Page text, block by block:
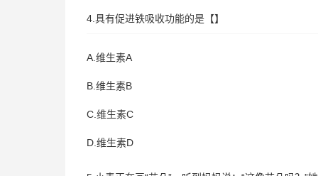
4.具有促进铁吸收功能的是【】
A.维生素A
B.维生素B
C.维生素C
D.维生素D